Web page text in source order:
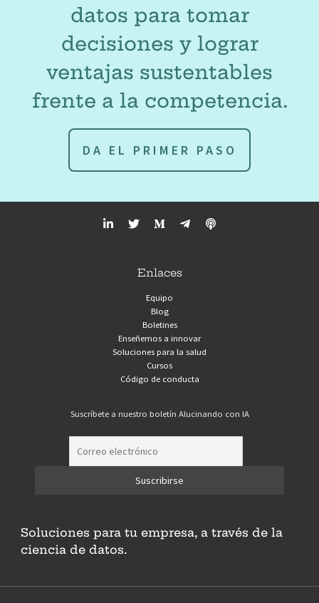
datos para tomar
decisiones y lograr
ventajas sustentables
frente a la competencia.
DA EL PRIMER PASO
Enlaces
Equipo
Blog
Boletines
Enseñemos a innovar
Soluciones para la salud
Cursos
Código de conducta
Suscríbete a nuestro boletín Alucinando con IA
Soluciones para tu empresa, a través de la
ciencia de datos.